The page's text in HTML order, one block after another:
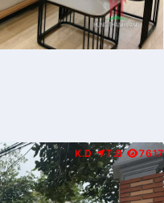
K.D T.B 7617